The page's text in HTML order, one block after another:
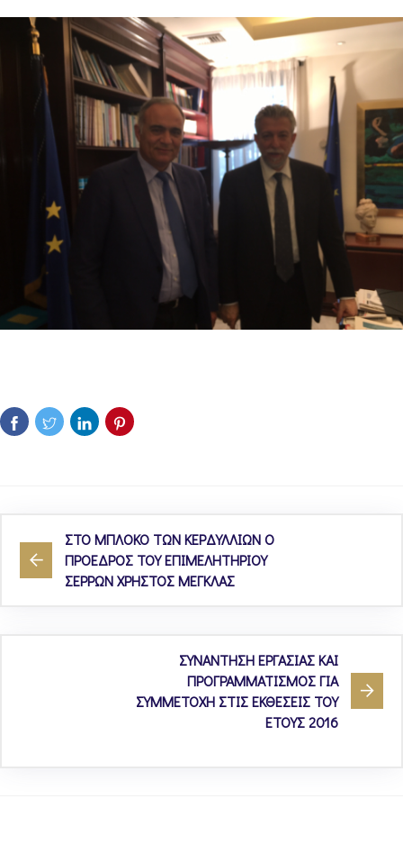
ΣΤΟ ΜΠΛΟΚΟ ΤΩΝ ΚΕΡΔΥΛΛΙΩΝ Ο
ΠΡΟΕΔΡΟΣ ΤΟΥ ΕΠΙΜΕΛΗΤΗΡΙΟΥ
ΣΕΡΡΩΝ ΧΡΗΣΤΟΣ ΜΕΓΚΛΑΣ
ΣΥΝΑΝΤΗΣΗ ΕΡΓΑΣΙΑΣ ΚΑΙ
ΠΡΟΓΡΑΜΜΑΤΙΣΜΟΣ ΓΙΑ
ΣΥΜΜΕΤΟΧΗ ΣΤΙΣ ΕΚΘΕΣΕΙΣ ΤΟΥ
ΕΤΟΥΣ 2016